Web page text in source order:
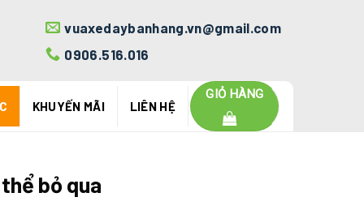
vuaxedaybanhang.vn@gmail.com
0906.516.016
KHUYẾN MÃI LIÊN HỆ
GIỎ HÀNG
bỏ qua